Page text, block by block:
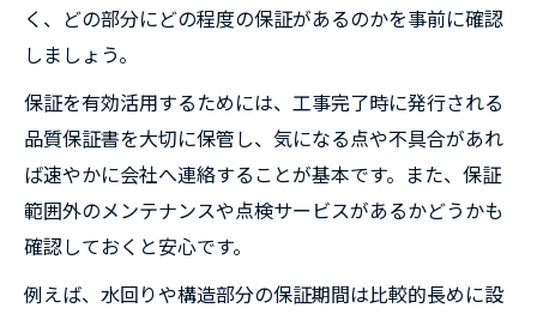
く、どの部分にどの程度の保証があるのかを事前に確認
しましょう。
保証を有効活用するためには、工事完了時に発行される
品質保証書を大切に保管し、気になる点や不具合があれ
ば速やかに会社へ連絡することが基本です。また、保証
範囲外のメンテナンスや点検サービスがあるかどうかも
確認しておくと安心です。
例えば、水回りや構造部分の保証期間は比較的長めに設